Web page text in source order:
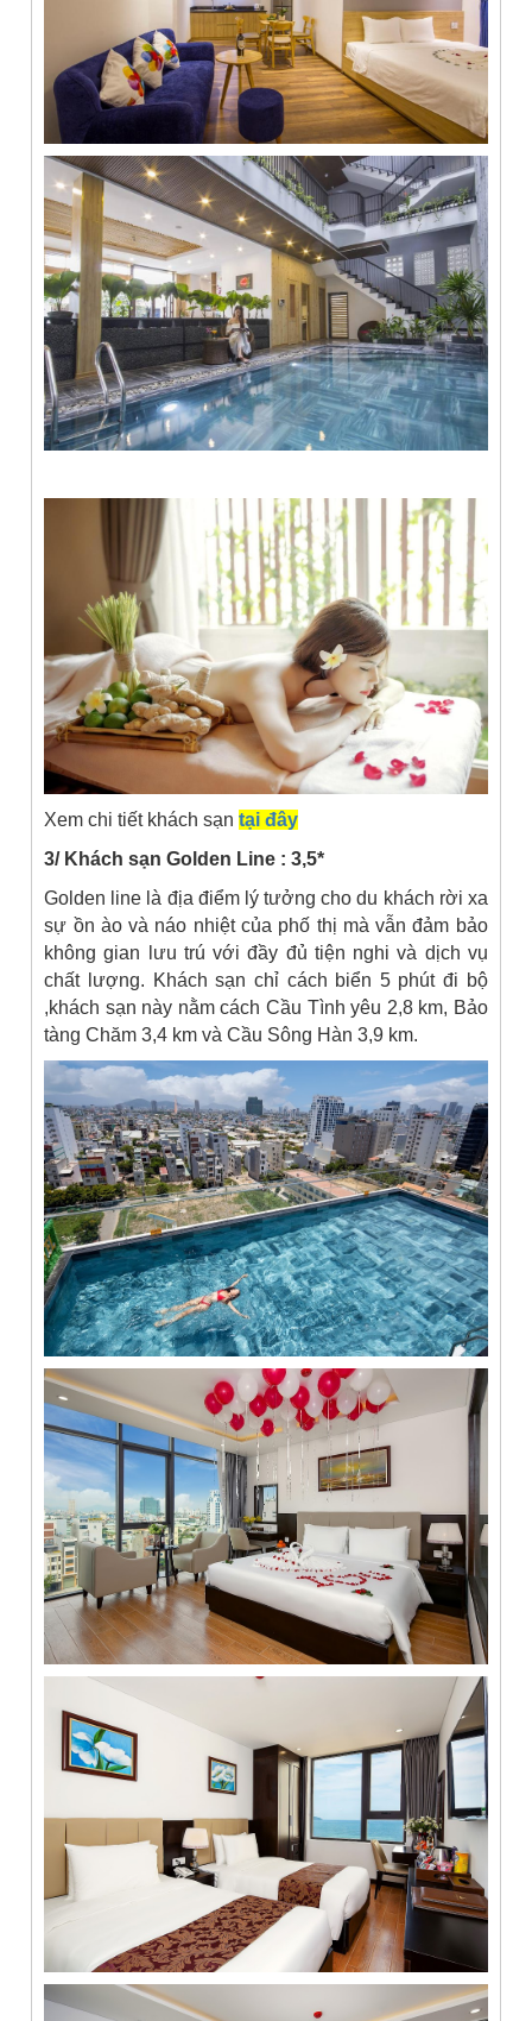
Xem chi tiết khách sạntại đây
3/ Khách sạn Golden Line : 3,5*
Golden line là địa điểm lý tưởng cho du khách rời xa
sự ồn ào và náo nhiệt của phố thị mà vẫn đảm bảo
không gian lưu trú với đầy đủ tiện nghi và dịch vụ
chất lượng. Khách sạn chỉ cách biển 5 phút đi bộ
,khách sạn này nằm cách Cầu Tình yêu 2,8 km, Bảo
tàng Chăm 3,4 km và Cầu Sông Hàn 3,9 km.